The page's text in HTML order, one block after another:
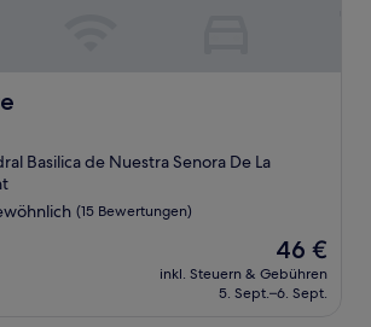
Basilica de Nuestra Senora De La
(15 Bewertungen)
Der
Preis
beträgt
46 €
inkl. Steuern & Gebühren
5. Sept.–6. Sept.